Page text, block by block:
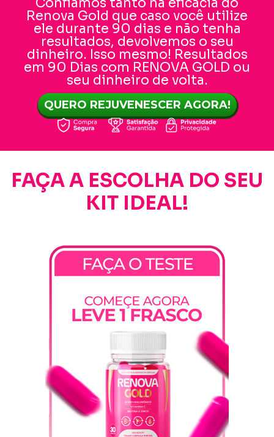
Confiamos tanto na eficácia do
Renova Gold que caso você utilize
ele durante 90 dias e não tenha
resultados, devolvemos o seu
dinheiro. Isso mesmo! Resultados
em 90 Dias com RENOVA GOLD ou
seu dinheiro de volta.
QUERO REJUVENESCER AGORA!
FAÇA A ESCOLHA DO SEU
KIT IDEAL!